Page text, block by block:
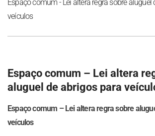
Espaço comum - Lei altera regra sobre aluguel
veículos
Espaço comum – Lei altera
aluguel de abrigos para
Espaço comum – Lei altera regra sobre
veículos